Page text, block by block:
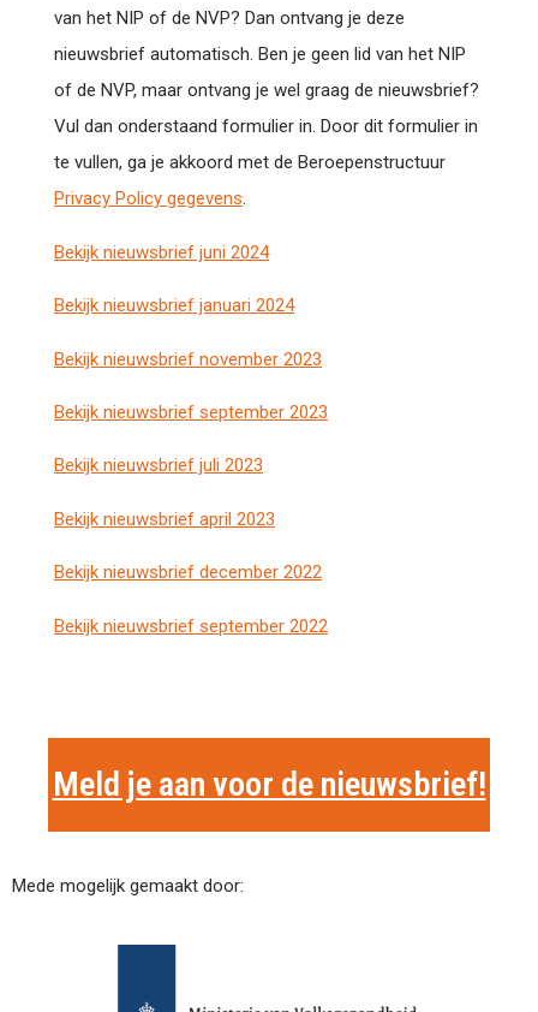
van het NIP of de NVP? Dan ontvang je deze
nieuwsbrief automatisch. Ben je geen lid van het NIP
of de NVP, maar ontvang je wel graag de nieuwsbrief?
Vul dan onderstaand formulier in. Door dit formulier in
te vullen, ga je akkoord met de Beroepenstructuur
Privacy Policy gegevens.
Bekijk nieuwsbrief juni 2024
Bekijk nieuwsbrief januari 2024
Bekijk nieuwsbrief november 2023
Bekijk nieuwsbrief september 2023
Bekijk nieuwsbrief juli 2023
Bekijk nieuwsbrief april 2023
Bekijk nieuwsbrief december 2022
Bekijk nieuwsbrief september 2022
Meld je aan voor de nieuwsbrief!
Mede mogelijk gemaakt door: